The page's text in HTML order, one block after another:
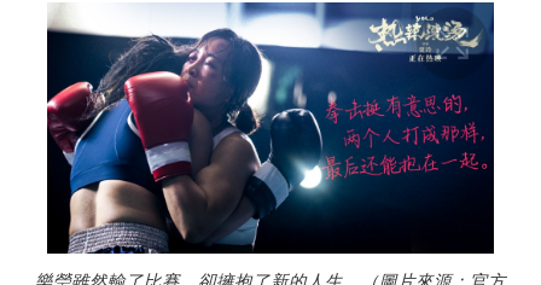
樂瑩雖然輸了比賽，卻擁抱了新的人生。（圖片來源：官方